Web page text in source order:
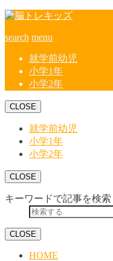
search menu
就学前幼児
小学1年
小学2年
CLOSE
就学前幼児
小学1年
小学2年
CLOSE
キーワードで記事を検索
CLOSE
HOME